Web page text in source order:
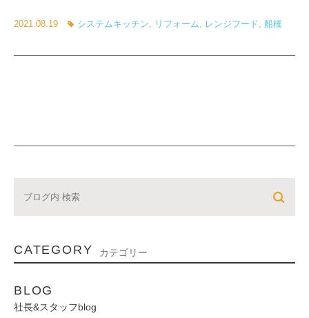
のキッチンが設置されていました […]
2021.08.19 システムキッチン, リフォーム, レンジフード, 船橋
CATEGORY カテゴリー
BLOG
社長&スタッフblog